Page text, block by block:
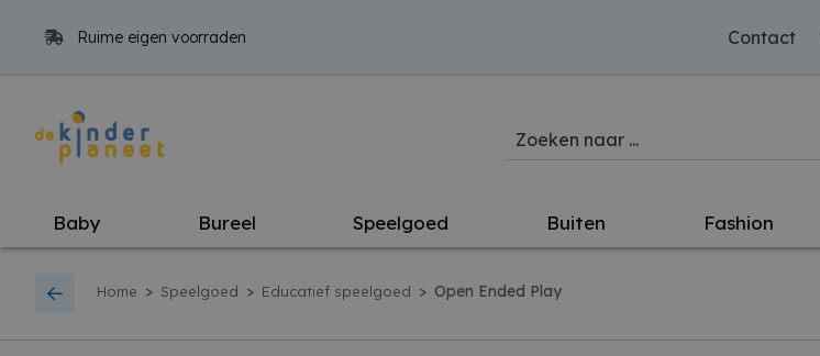
Ruime eigen voorraden Contact
Baby Bureel Speelgoed Buiten Fashion
Home > Speelgoed > Educatief speelgoed > Open Ended Play